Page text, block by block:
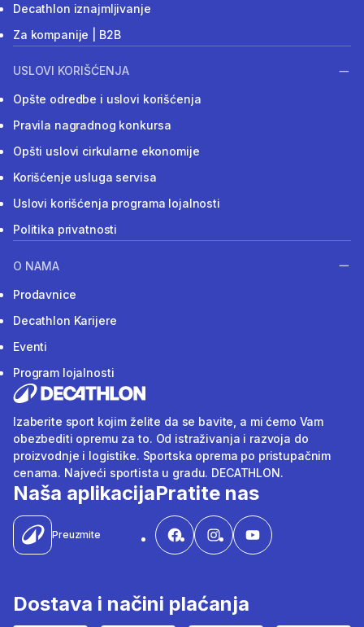
Decathlon iznajmljivanje
Za kompanije | B2B
USLOVI KORIŠĆENJA
Opšte odredbe i uslovi korišćenja
Pravila nagradnog konkursa
Opšti uslovi cirkularne ekonomije
Korišćenje usluga servisa
Uslovi korišćenja programa lojalnosti
Politika privatnosti
O NAMA
Prodavnice
Decathlon Karijere
Eventi
Program lojalnosti
Izaberite sport kojim želite da se bavite, a mi ćemo Vam
obezbediti opremu za to. Od istraživanja i razvoja do
proizvodnje i logistike. Sportska oprema po pristupačnim
cenama. Najveći sportista u gradu. DECATHLON.
Naša aplikacija
Preuzmite
Pratite nas
Dostava i načini plaćanja